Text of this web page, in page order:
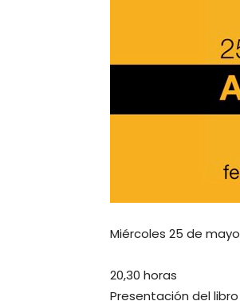
Miércoles 25 de mayo
20,30 horas
Presentación del libro